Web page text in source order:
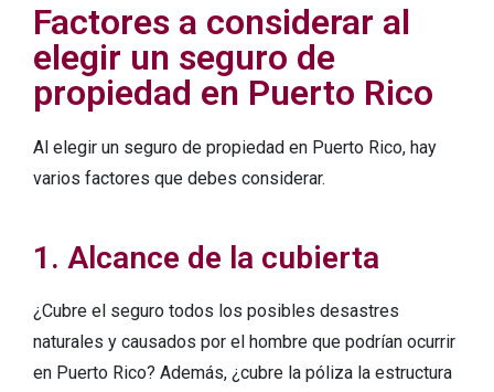
Factores a considerar al
elegir un seguro de
propiedad en Puerto Rico
Al elegir un seguro de propiedad en Puerto Rico, hay
varios factores que debes considerar.
1. Alcance de la cubierta
¿Cubre el seguro todos los posibles desastres
naturales y causados por el hombre que podrían ocurrir
en Puerto Rico? Además, ¿cubre la póliza la estructura